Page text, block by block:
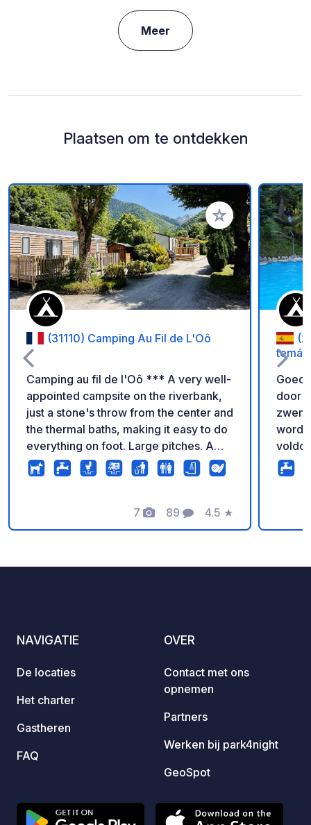
Meer
Plaatsen om te ontdekken
Voeg toe aan je
(31110) Camping Au Fil de L'Oô
Camping au fil de l'Oô *** A very well-
appointed campsite on the riverbank,
just a stone's throw from the center and
the thermal baths, making it easy to do
everything on foot. Large pitches. A
calm and friendly atmosphere and a
very warm welcome await you. It
magnificent children's playground, and
a snack bar open from June to
7
Foto's
89
Commentaren
4.5
Beoordeling
★
Goed
door
NAVIGATIE
De locaties
Het charter
Gastheren
FAQ
OVER
Contact met ons
opnemen
Partners
Werken bij park4night
GeoSpot